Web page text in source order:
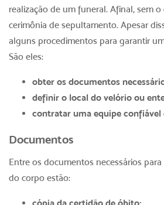
realização de um funeral. Afinal, sem
cerimônia de sepultamento. Apesar
alguns procedimentos para garantir
São eles:
obter os documentos
definir o local do velório ou
contratar uma equipe
Documentos
Entre os documentos necessários
do corpo estão: